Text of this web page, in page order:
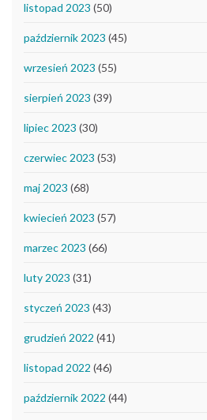
listopad 2023 (50)
październik 2023 (45)
wrzesień 2023 (55)
sierpień 2023 (39)
lipiec 2023 (30)
czerwiec 2023 (53)
maj 2023 (68)
kwiecień 2023 (57)
marzec 2023 (66)
luty 2023 (31)
styczeń 2023 (43)
grudzień 2022 (41)
listopad 2022 (46)
październik 2022 (44)